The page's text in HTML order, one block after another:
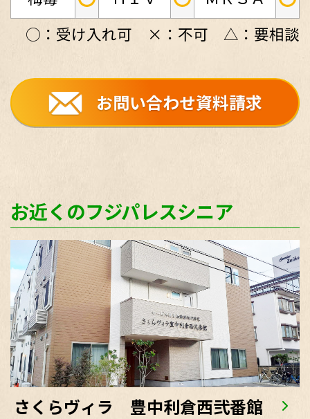
○：受け入れ可 ×：不可 △：要相談
お問い合わせ資料請求
お近くのフジパレスシニア
さくらヴィラ 豊中利倉西弐番館